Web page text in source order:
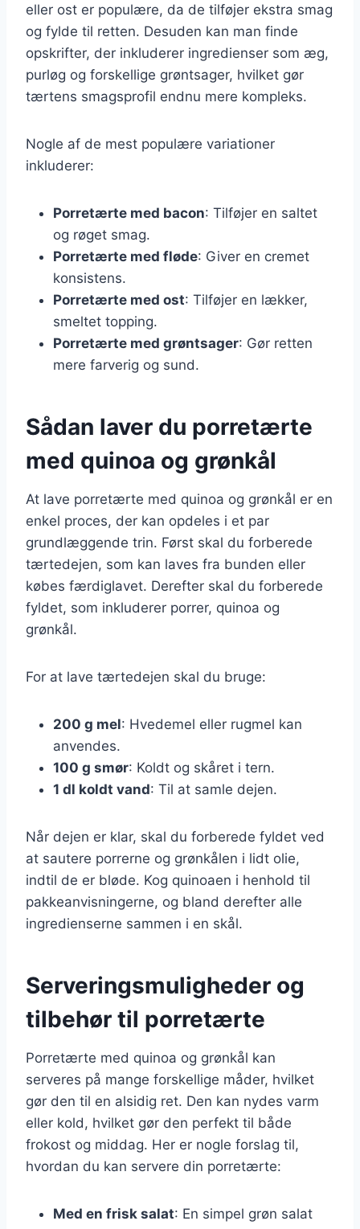
eller ost er populære, da de tilføjer ekstra smag
og fylde til retten. Desuden kan man finde
opskrifter, der inkluderer ingredienser som æg,
purløg og forskellige grøntsager, hvilket gør
tærtens smagsprofil endnu mere kompleks.
Nogle af de mest populære variationer
inkluderer:
Porretærte med bacon: Tilføjer en saltet
og røget smag.
Porretærte med fløde: Giver en cremet
konsistens.
Porretærte med ost: Tilføjer en lækker,
smeltet topping.
Porretærte med grøntsager: Gør retten
mere farverig og sund.
Sådan laver du porretærte
med quinoa og grønkål
At lave porretærte med quinoa og grønkål er en
enkel proces, der kan opdeles i et par
grundlæggende trin. Først skal du forberede
tærtedejen, som kan laves fra bunden eller
købes færdiglavet. Derefter skal du forberede
fyldet, som inkluderer porrer, quinoa og
grønkål.
For at lave tærtedejen skal du bruge:
200 g mel: Hvedemel eller rugmel kan
anvendes.
100 g smør: Koldt og skåret i tern.
1 dl koldt vand: Til at samle dejen.
Når dejen er klar, skal du forberede fyldet ved
at sautere porrerne og grønkålen i lidt olie,
indtil de er bløde. Kog quinoaen i henhold til
pakkeanvisningerne, og bland derefter alle
ingredienserne sammen i en skål.
Serveringsmuligheder og
tilbehør til porretærte
Porretærte med quinoa og grønkål kan
serveres på mange forskellige måder, hvilket
gør den til en alsidig ret. Den kan nydes varm
eller kold, hvilket gør den perfekt til både
frokost og middag. Her er nogle forslag til,
hvordan du kan servere din porretærte:
Med en frisk salat: En simpel grøn salat